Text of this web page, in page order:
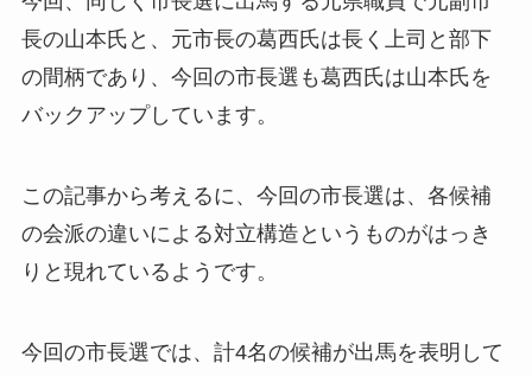
長の山本氏と、元市長の葛西氏は長く上司と部下
の間柄であり、今回の市長選も葛西氏は山本氏を
バックアップしています。
この記事から考えるに、 今回の市長選は、各候補
の会派の違いによる対立構造というものがはっき
りと現れているようです。
今回の市長選では、計4名の候補が出馬を表明して